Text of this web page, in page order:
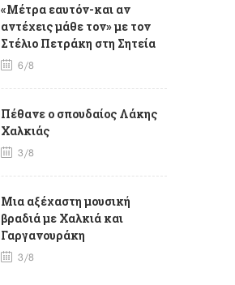
«Μέτρα εαυτόν-και αν
αντέχεις μάθε τον» με τον
Στέλιο Πετράκη στη Σητεία
6/8
Πέθανε ο σπουδαίος Λάκης
Χαλκιάς
3/8
Mια αξέχαστη μουσική
βραδιά με Χαλκιά και
Γαργανουράκη
3/8